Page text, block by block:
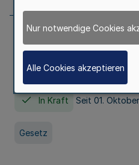
Gesetz über die
Nordrhein-
HG)
In Kraft Seit 01.
Gesetz
Nur notwendige Cookies
Alle Cookies akzeptieren